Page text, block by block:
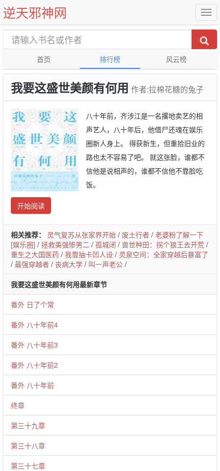
逆天邪神网
首页 排行榜 风云榜
我要这盛世美颜有何用 作者:拉棉花糖的兔子
八十年前，齐涉江是一名撂地卖艺的相
声艺人，八十年后，他借尸还魂在娱乐
圈新人身上。 得获新生，但重拾旧业的
路也太不容易了吧。 就这张脸，谁都不
信他是说相声的，谁都不信他不靠脸吃
饭。
开始阅读
相关推荐： 灵气复苏从张家界开始 / 废土行者 / 老婆粉了解一下
[娱乐圈] / 拯救美强惨男二 / 孤城闭 / 兽世种田：拐个狼王去开荒 /
重生之大国医药 / 我靠抽卡凹人设 / 灵泉空间：全家穿越后暴富了
/ 最强穿越者 / 丧病大学 / 叫一声老公 /
我要这盛世美颜有何用最新章节
番外 日了个常
番外 八十年前4
番外 八十年前3
番外 八十年前2
番外 八十年前
终章
第三十九章
第三十八章
第三十七章